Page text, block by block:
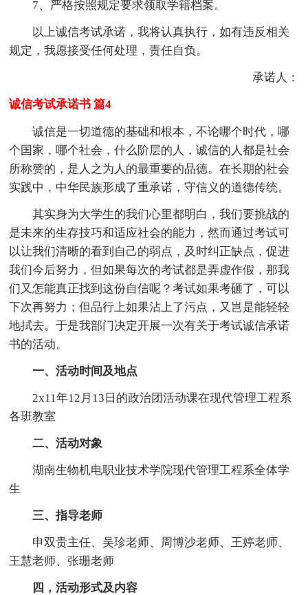
7、严格按照规定要求领取学籍档案。
以上诚信考试承诺，我将认真执行，如有违反相关
规定，我愿接受任何处理，责任自负。
承诺人：
诚信考试承诺书 篇4
诚信是一切道德的基础和根本，不论哪个时代，哪
个国家，哪个社会，什么阶层的人，诚信的人都是社会
所称赞的，是人之为人的最重要的品德。在长期的社会
实践中，中华民族形成了重承诺，守信义的道德传统。
其实身为大学生的我们心里都明白，我们要挑战的
是未来的生存技巧和适应社会的能力，然而通过考试可
以让我们清晰的看到自己的弱点，及时纠正缺点，促进
我们今后努力，但如果每次的考试都是弄虚作假，那我
们又怎能真正找到这份自信呢？考试如果考砸了，可以
下次再努力；但品行上如果沾上了污点，又岂是能轻轻
地拭去。于是我部门决定开展一次有关于考试诚信承诺
书的活动。
一、活动时间及地点
2x11年12月13日的政治团活动课在现代管理工程系
各班教室
二、活动对象
湖南生物机电职业技术学院现代管理工程系全体学
生
三、指导老师
申双贵主任、吴珍老师、周博沙老师、王婷老师、
王慧老师、张珊老师
四，活动形式及内容